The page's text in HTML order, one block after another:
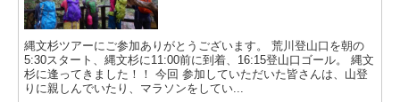
縄文杉ツアーにご参加ありがとうございます。 荒川登山口を朝の
5:30スタート、縄文杉に11:00前に到着、16:15登山口ゴール。 縄文
杉に逢ってきました！！ 今回 参加していただいた皆さんは、山登
りに親しんでいたり、マラソンをしてい...